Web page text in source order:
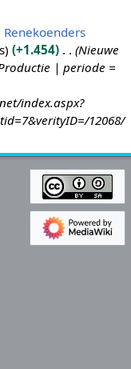
Renekoenders
+1.454
Nieuwe
| periode =
index.aspx?
12068/